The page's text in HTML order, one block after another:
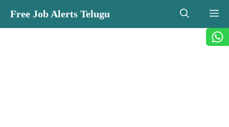
content
Free Job Alerts Telugu